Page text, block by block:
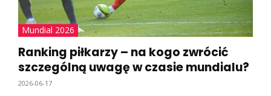
Mundial 2026
Ranking piłkarzy – na kogo zwrócić
szczególną uwagę w czasie mundialu?
2026-06-17